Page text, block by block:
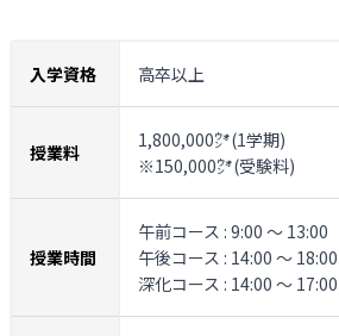
入学資格 高卒以上
授業料
1,800,000㌆(1学期)
※150,000㌆(受験料)
授業時間
午前コース : 9:00 ～ 13:00
午後コース : 14:00 ～ 18:00
深化コース : 14:00 ～ 17:00